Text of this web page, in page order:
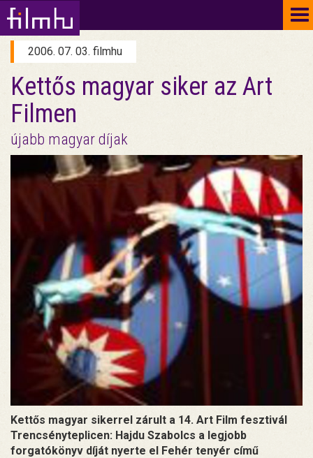
2006. 07. 03. filmhu
Kettős magyar siker az Art
Filmen
újabb magyar díjak
Kettős magyar sikerrel zárult a 14. Art Film fesztivál
Trencsényteplicen: Hajdu Szabolcs a legjobb
forgatókönyv díját nyerte el Fehér tenyér című